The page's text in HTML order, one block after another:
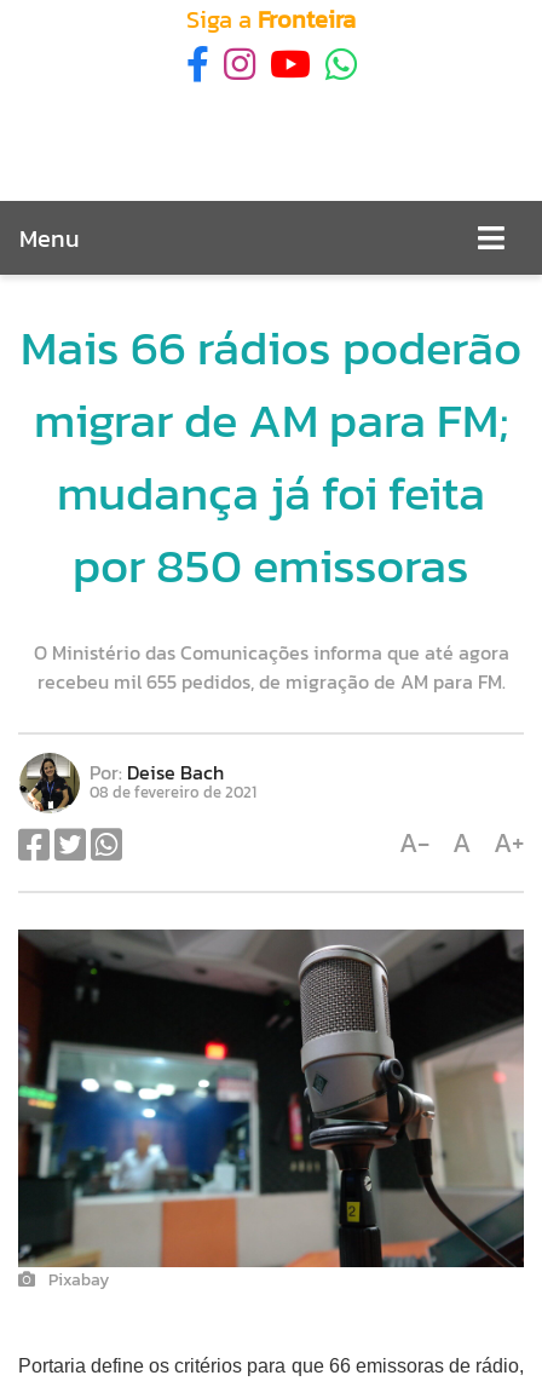
Siga a Fronteira
Menu
Mais 66 rádios poderão
migrar de AM para FM;
mudança já foi feita
por 850 emissoras
O Ministério das Comunicações informa que até agora
recebeu mil 655 pedidos, de migração de AM para FM.
Por: Deise Bach
08 de fevereiro de 2021
A- A A+
Pixabay
Portaria define os critérios para que 66 emissoras de rádio,